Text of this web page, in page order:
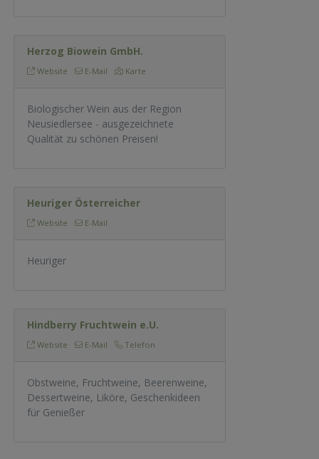
Herzog Biowein GmbH.
Website E-Mail Karte
Biologischer Wein aus der Region
Neusiedlersee - ausgezeichnete
Qualität zu schönen Preisen!
Heuriger Österreicher
Website E-Mail
Heuriger
Hindberry Fruchtwein e.U.
Website E-Mail Telefon
Obstweine, Fruchtweine, Beerenweine,
Dessertweine, Liköre, Geschenkideen
für Genießer